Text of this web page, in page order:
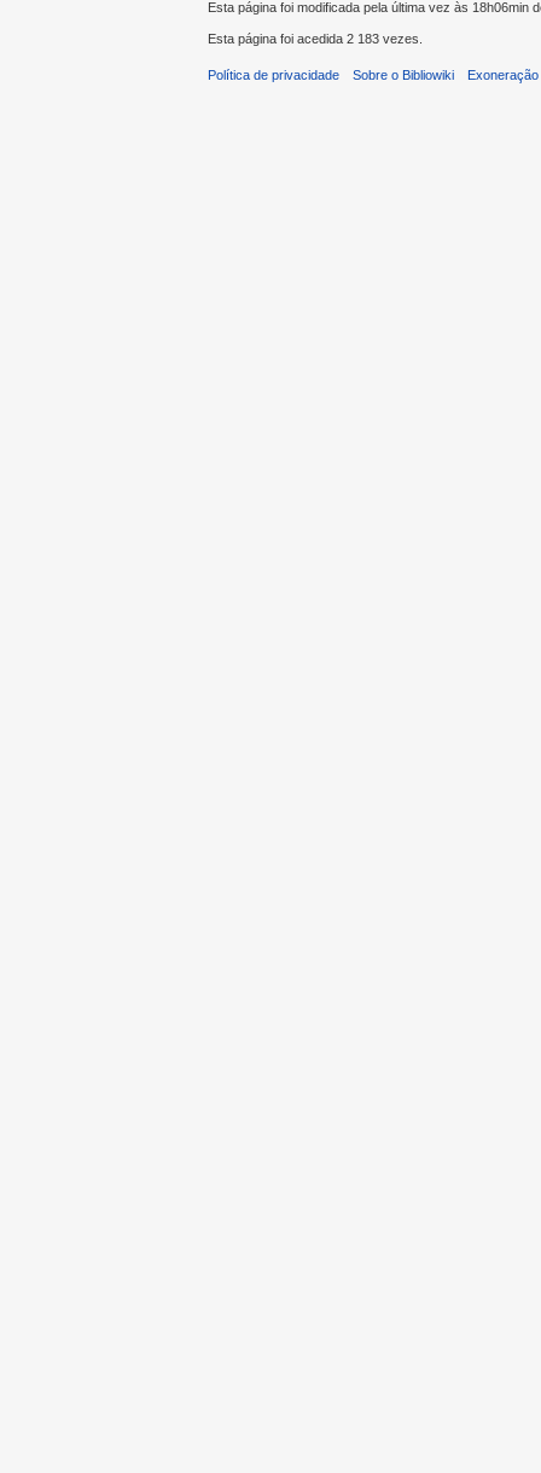
Esta página foi modificada pela última vez às 18h06min
Esta página foi acedida 2 183 vezes.
Política de privacidade Sobre o Bibliowiki